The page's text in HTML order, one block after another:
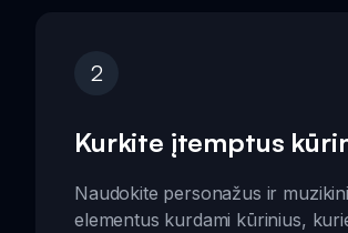
2
Kurkite įtemptus
Naudokite personažus ir
elementus kurdami kūrinius,